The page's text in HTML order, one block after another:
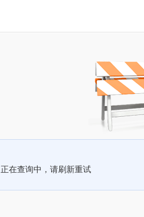
正在查询中，请刷新重试